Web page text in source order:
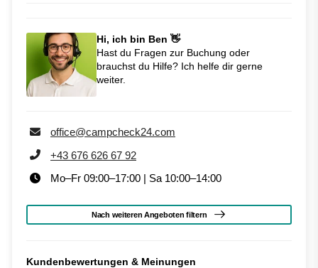
Hi, ich bin Ben 👋
Hast du Fragen zur Buchung oder
brauchst du Hilfe? Ich helfe dir gerne
weiter.
office@campcheck24.com
+43 676 626 67 92
Mo–Fr 09:00–17:00 | Sa 10:00–14:00
Nach weiteren Angeboten filtern
Kundenbewertungen & Meinungen